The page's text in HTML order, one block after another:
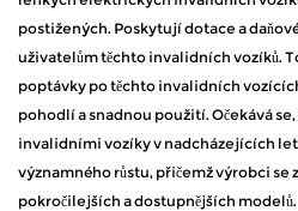
postižených. Poskytují dotace a
uživatelům těchto invalidních vozíků.
poptávky po těchto invalidních
pohodlí a snadnou použití. Očekává
invalidními vozíky v nadcházejících
významného růstu, přičemž výrobci se
pokročilejších a dostupnějších modelů.